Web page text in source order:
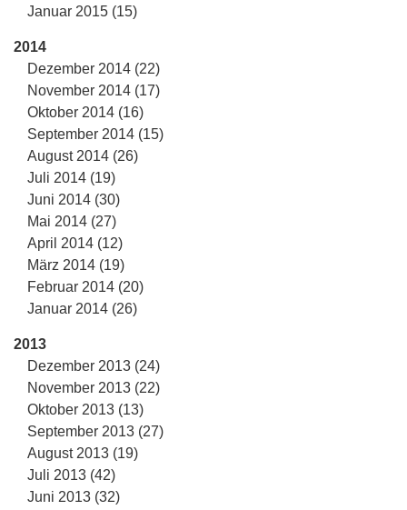
Januar 2015 (15)
2014
Dezember 2014 (22)
November 2014 (17)
Oktober 2014 (16)
September 2014 (15)
August 2014 (26)
Juli 2014 (19)
Juni 2014 (30)
Mai 2014 (27)
April 2014 (12)
März 2014 (19)
Februar 2014 (20)
Januar 2014 (26)
2013
Dezember 2013 (24)
November 2013 (22)
Oktober 2013 (13)
September 2013 (27)
August 2013 (19)
Juli 2013 (42)
Juni 2013 (32)